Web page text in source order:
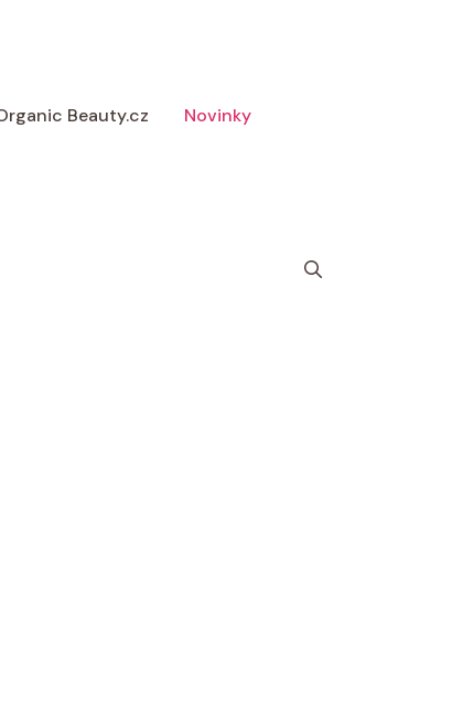
Beauty.cz Novinky